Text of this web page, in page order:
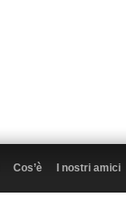
Cos’è I nostri amici